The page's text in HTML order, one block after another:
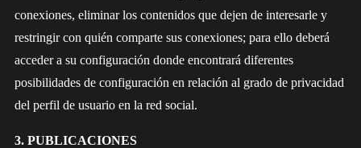
conexiones, eliminar los contenidos que dejen de interesarle y
restringir con quién comparte sus conexiones; para ello deberá
acceder a su configuración donde encontrará diferentes
posibilidades de configuración en relación al grado de privacidad
del perfil de usuario en la red social.
3. PUBLICACIONES